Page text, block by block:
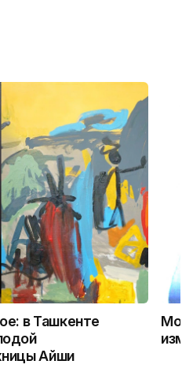
в Ташкенте
Айши